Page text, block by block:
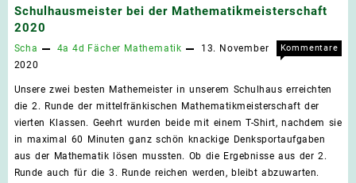
einfach
Schulhausmeister bei der Mathematikmeisterschaft
2020
Scha 4a 4d Fächer Mathematik
13. November
2020
Kommentare
Unsere zwei besten Mathemeister in unserem Schulhaus erreichten
die 2. Runde der mittelfränkischen Mathematikmeisterschaft der
vierten Klassen. Geehrt wurden beide mit einem T-Shirt, nachdem sie
in maximal 60 Minuten ganz schön knackige Denksportaufgaben
aus der Mathematik lösen mussten. Ob die Ergebnisse aus der 2.
Runde auch für die 3. Runde reichen werden, bleibt abzuwarten.